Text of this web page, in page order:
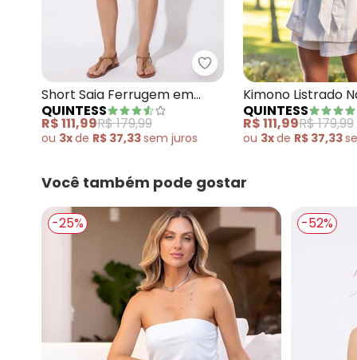
Quintess - Short Saia
Short Saia Ferrugem em
Crepe Plano
QUINTESS
R$ 111,99R$ 179,99
ou 3xde R$ 37,33sem juros
Kimono Listrado
Linho
QUINTESS
R$ 111,99R$ 179,99
ou 3xde R$ 37,33
Você também pode gostar
-25% -52%